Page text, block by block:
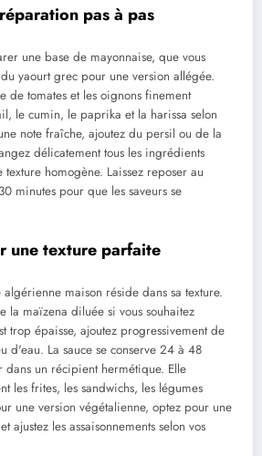
pas à pas
une base de mayonnaise, que vous
yaourt grec pour une version allégée.
de tomates et les oignons finement
le cumin, le paprika et la harissa selon
note fraîche, ajoutez du persil ou de la
délicatement tous les ingrédients
homogène. Laissez reposer au
minutes pour que les saveurs se
une texture parfaite
algérienne maison réside dans sa texture.
la maïzena diluée si vous souhaitez
trop épaisse, ajoutez progressivement de
d'eau. La sauce se conserve 24 à 48
dans un récipient hermétique. Elle
les frites, les sandwichs, les légumes
une version végétalienne, optez pour une
ajustez les assaisonnements selon vos